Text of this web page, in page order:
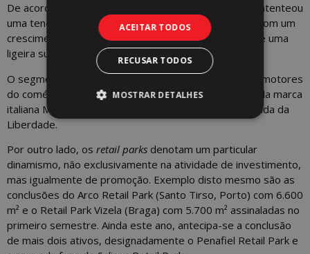
De acordo com dados do INE, o comércio a retalho patenteou
uma tendência de aceleração no segundo trimestre, com um
crescimento de 2,8% no volume de vendas, depois de uma
ligeira subida de 0,9% no primeiro trimestre do ano.
O segmento de luxo continua a ser um dos principais motores
do comércio de rua, como sugere a recente entrada da marca
italiana Molteni&C em Portugal, com uma loja na Avenida da
Liberdade.
Por outro lado, os retail parks denotam um particular
dinamismo, não exclusivamente na atividade de investimento,
mas igualmente de promoção. Exemplo disto mesmo são as
conclusões do Arco Retail Park (Santo Tirso, Porto) com 6.600
m² e o Retail Park Vizela (Braga) com 5.700 m² assinaladas no
primeiro semestre. Ainda este ano, antecipa-se a conclusão
de mais dois ativos, designadamente o Penafiel Retail Park e
ACEITAR TODOS
RECUSAR TODOS
MOSTRAR DETALHES